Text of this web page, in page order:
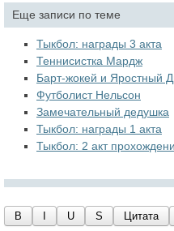
Еще записи по теме
Тыкбол: награды 3 акта
Теннисистка Мардж
Барт-жокей и Яростный
Футболист Нельсон
Замечательный дедушка
Тыкбол: награды 1 акта
Тыкбол: 2 акт
B U S Цитата